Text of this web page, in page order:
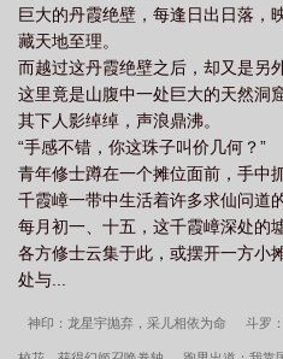
巨大的丹霞绝壁，每逢日出日落，
藏天地至理。
而越过这丹霞绝壁之后，却又是另
这里竟是山腹中一处巨大的天然洞
其下人影绰绰，声浪鼎沸。
“手感不错，你这珠子叫价几何？”
青年修士蹲在一个摊位面前，手中
千霞嶂一带中生活着许多求仙问道
每月初一、十五，这千霞嶂深处的
各方修士云集于此，或摆开一方小
处与...
神印：龙星宇抛弃，采儿相依为命 斗罗